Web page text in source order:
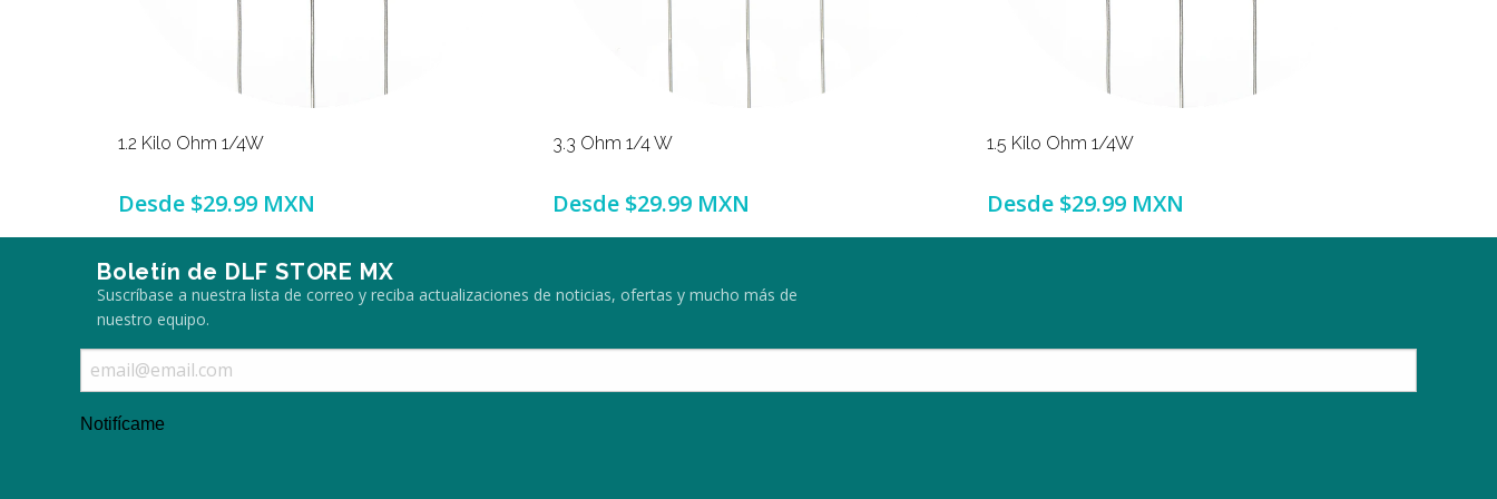
1.2 Kilo Ohm 1/4W
Desde $29.99 MXN
3.3 Ohm 1/4 W
Desde $29.99 MXN
1.5 Kilo Ohm 1/4W
Desde $29.99 MXN
Boletín de DLF STORE MX
Suscríbase a nuestra lista de correo y reciba actualizaciones de noticias, ofertas y mucho más de
nuestro equipo.
Notifícame